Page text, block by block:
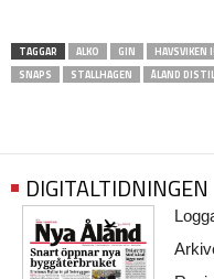
TAGGAR ALKO GIN HAVSVIKEN
SNAPS
STALLHAGEN ÅLAND
DIGITALTIDNINGEN